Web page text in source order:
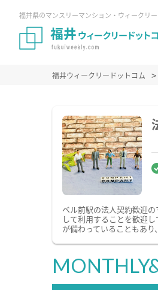
福井県のマンスリーマンション・ウィークリ
福井ウィークリードットコム
ベル前駅の法人契約歓迎
して利用することを歓迎
が備わっていることもあり